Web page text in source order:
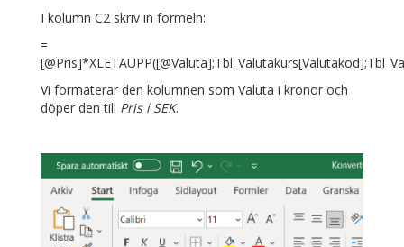
I kolumn C2 skriv in formeln:
=
Vi formaterar den kolumnen som Valuta i kronor och
döper den till Pris i SEK.